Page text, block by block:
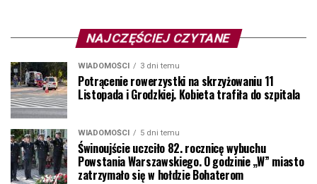
NAJCZĘŚCIEJ CZYTANE
WIADOMOŚCI 3 dni temu
Potrącenie rowerzystki na skrzyżowaniu 11
Listopada i Grodzkiej. Kobieta trafiła do szpitala
WIADOMOŚCI 5 dni temu
Świnoujście uczciło 82. rocznicę wybuchu
Powstania Warszawskiego. O godzinie „W” miasto
zatrzymało się w hołdzie Bohaterom